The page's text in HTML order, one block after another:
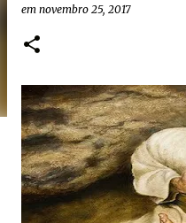
em novembro 25, 2017